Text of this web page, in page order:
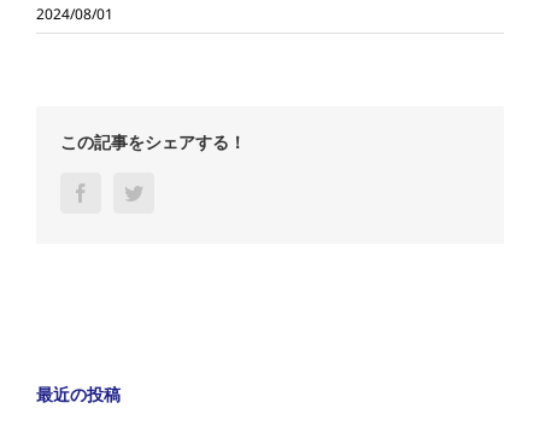
2024/08/01
この記事をシェアする！
Facebook
最近の投稿